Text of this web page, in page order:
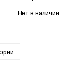
Нет в наличии